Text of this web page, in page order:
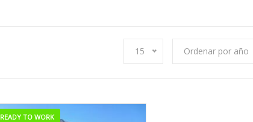
15 Ordenar por año
READY TO WORK